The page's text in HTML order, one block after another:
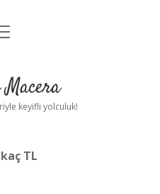
keyifli yolculuk!
TL